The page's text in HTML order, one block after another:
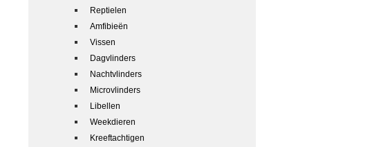
Reptielen
Amfibieën
Vissen
Dagvlinders
Nachtvlinders
Microvlinders
Libellen
Weekdieren
Kreeftachtigen